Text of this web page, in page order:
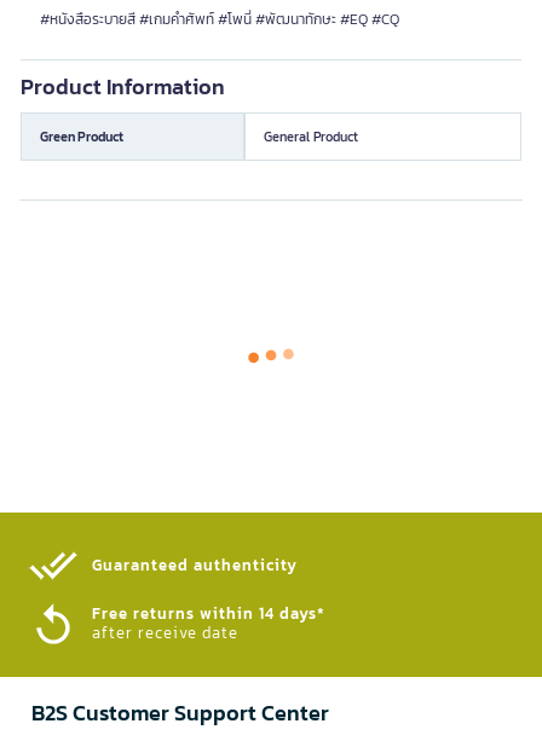
#หนังสือระบายสี #เกมคำศัพท์ #โพนี่ #พัฒนาทักษะ #EQ #CQ
Product Information
Green Product General Product
Guaranteed authenticity​
Free returns within 14 days*
after receive date
B2S Customer Support Center